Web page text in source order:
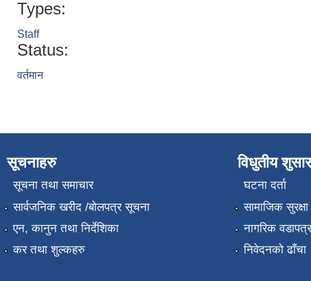
Types:
Staff
Status:
वर्तमान
सूचनाहरु
सूचना तथा समाचार
सार्वजनिक खरीद /बोलपत्र सूचना
एन, कानुन तथा निर्देशिका
कर तथा शुल्कहरु
विधुतीय
घटना दर्ता
सामाजिक सुरक्षा
नागरिक वडापत्र
निवेदनको ढाँचा